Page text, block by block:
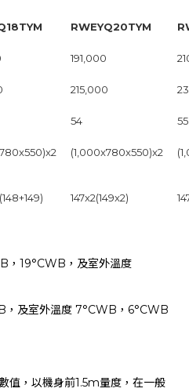
RWEYQ20TYM
191,000
215,000
54 55
(1,000x780x550)x2
147x2(149x2)
，19°CWB，及室外溫度
，及室外溫度 7°CWB，6°CWB
值，以機身前1.5m量度，在一般